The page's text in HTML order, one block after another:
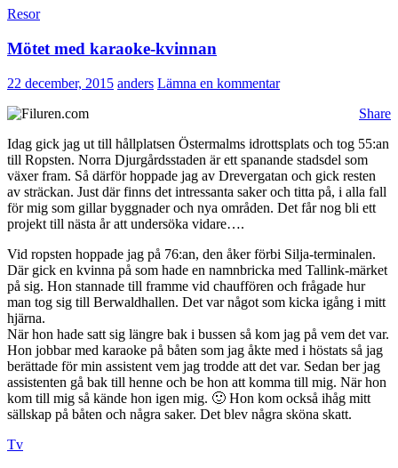
Resor
Mötet med karaoke-kvinnan
22 december, 2015 anders Lämna en kommentar
Share
Idag gick jag ut till hållplatsen Östermalms idrottsplats och tog 55:an
till Ropsten. Norra Djurgårdsstaden är ett spanande stadsdel som
växer fram. Så därför hoppade jag av Drevergatan och gick resten
av sträckan. Just där finns det intressanta saker och titta på, i alla fall
för mig som gillar byggnader och nya områden. Det får nog bli ett
projekt till nästa år att undersöka vidare….
Vid ropsten hoppade jag på 76:an, den åker förbi Silja-terminalen.
Där gick en kvinna på som hade en namnbricka med Tallink-märket
på sig. Hon stannade till framme vid chauffören och frågade hur
man tog sig till Berwaldhallen. Det var något som kicka igång i mitt
hjärna.
När hon hade satt sig längre bak i bussen så kom jag på vem det var.
Hon jobbar med karaoke på båten som jag åkte med i höstats så jag
berättade för min assistent vem jag trodde att det var. Sedan ber jag
assistenten gå bak till henne och be hon att komma till mig. När hon
kom till mig så kände hon igen mig. 🙂 Hon kom också ihåg mitt
sällskap på båten och några saker. Det blev några sköna skatt.
Tv